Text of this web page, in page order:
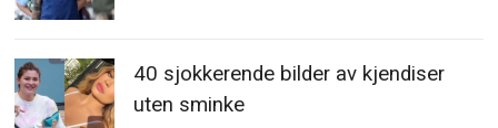
40 sjokkerende bilder av kjendiser
uten sminke